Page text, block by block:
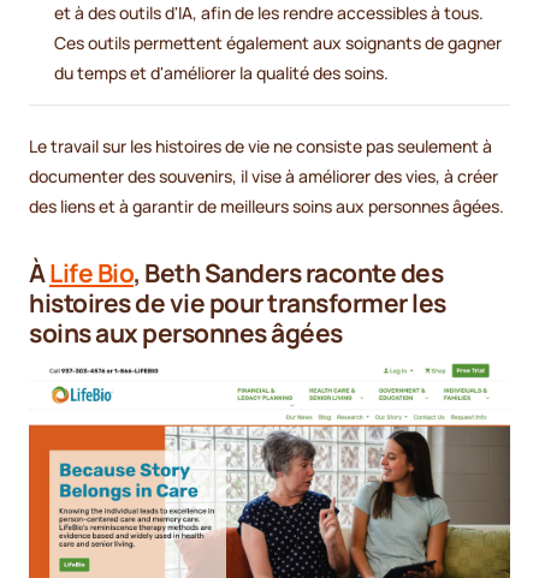
et à des outils d'IA, afin de les rendre accessibles à tous.
Ces outils permettent également aux soignants de gagner
du temps et d'améliorer la qualité des soins.
Le travail sur les histoires de vie ne consiste pas seulement à
documenter des souvenirs, il vise à améliorer des vies, à créer
des liens et à garantir de meilleurs soins aux personnes âgées.
ÀLife Bio, Beth Sanders raconte des
histoires de vie pour transformer les
soins aux personnes âgées